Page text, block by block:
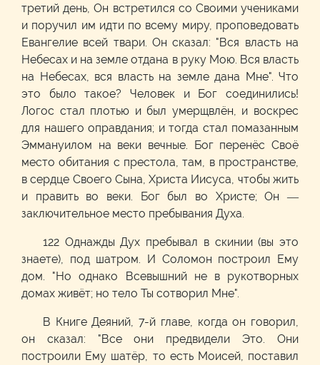
третий день, Он встретился со Своими учениками
и поручил им идти по всему миру, проповедовать
Евангелие всей твари. Он сказал: "Вся власть на
Небесах и на земле отдана в руку Мою. Вся власть
на Небесах, вся власть на земле дана Мне". Что
это было такое? Человек и Бог соединились!
Логос стал плотью и был умерщвлён, и воскрес
для нашего оправдания; и тогда стал помазанным
Эммануилом на веки вечные. Бог перенёс Своё
место обитания с престола, там, в пространстве,
в сердце Своего Сына, Христа Иисуса, чтобы жить
и править во веки. Бог был во Христе; Он —
заключительное место пребывания Духа.
122 Однажды Дух пребывал в скинии (вы это
знаете), под шатром. И Соломон построил Ему
дом. "Но однако Всевышний не в рукотворных
домах живёт; но тело Ты сотворил Мне".
В Книге Деяний, 7-й главе, когда он говорил,
он сказал: "Все они предвидели Это. Они
построили Ему шатёр, то есть Моисей, поставил